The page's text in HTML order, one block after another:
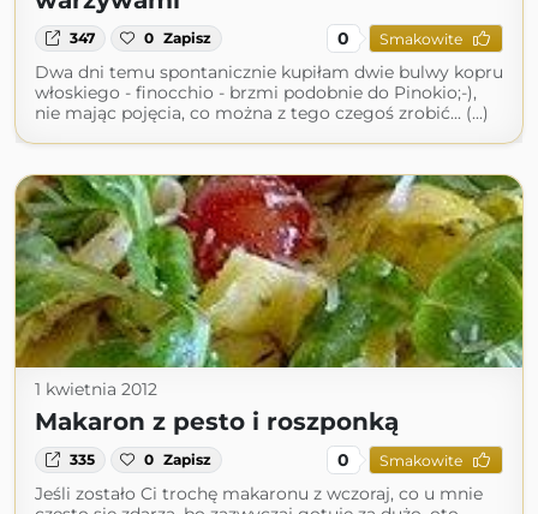
347 0 Zapisz 0 Smakowite
Dwa dni temu spontanicznie kupiłam dwie bulwy kopru
włoskiego - finocchio - brzmi podobnie do Pinokio;-),
nie mając pojęcia, co można z tego czegoś zrobić... (...)
1 kwietnia 2012
Makaron z pesto i roszponką
335 0 Zapisz 0 Smakowite
Jeśli zostało Ci trochę makaronu z wczoraj, co u mnie